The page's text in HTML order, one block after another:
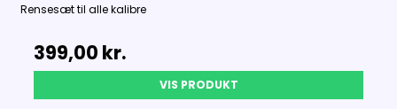
Rensesæt til alle kalibre
399,00 kr.
VIS PRODUKT